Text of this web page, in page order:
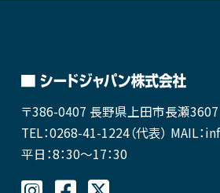
〒386-0407 長野県上田市長瀬3607
TEL：0268-41-1224（代表） MAIL：
平日：8：30～17：30